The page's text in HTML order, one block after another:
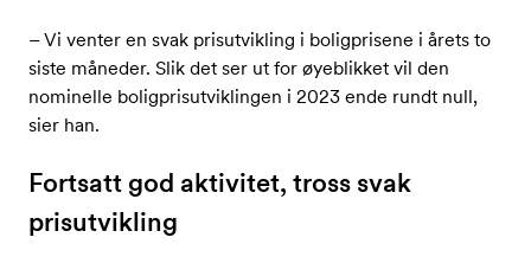
– Vi venter en svak prisutvikling i boligprisene i årets to
siste måneder. Slik det ser ut for øyeblikket vil den
nominelle boligprisutviklingen i 2023 ende rundt null,
sier han.
Fortsatt god aktivitet, tross svak
prisutvikling